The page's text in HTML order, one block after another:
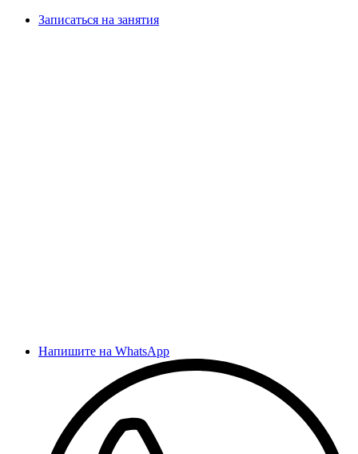
Записаться на занятия
Напишите на WhatsApp